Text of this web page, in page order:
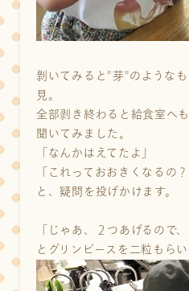
剝いてみると"芽"のような
見。
全部剥き終わると給食室へ
聞いてみました。
「なんかはえてたよ」
「これっておおきくなるの？
と、疑問を投げかけます。
「じゃあ、２つあげるので
とグリンピースを二粒もらい